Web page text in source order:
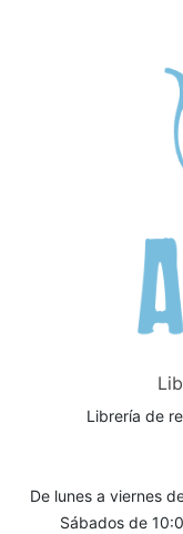
Librería de
De lunes a viernes
Sábados de